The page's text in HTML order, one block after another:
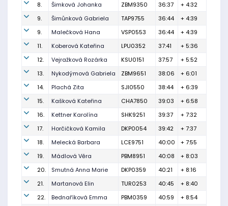
8.
Šimková Johanka ZBM9350 36:37
+ 4:32
9.
Šimůnková Gabriela TAP9755 36:44
+ 4:39
9.
Malečková Hana VSP0553 36:44
+ 4:39
11.
Koberová Kateřina LPU0352 37:41
+ 5:36
12.
Vejražková Rozárka KSU0151 37:57
+ 5:52
13.
Nykodýmová Gabriela ZBM9651 38:06
+ 6:01
14.
Plachá Zita SJI0550 38:44
+ 6:39
15.
Kašková Kateřina CHA7850 39:03
+ 6:58
16.
Kettner Karolína SHK9251 39:37
+ 7:32
17.
Horčičková Kamila DKP0054 39:42
+ 7:37
18.
Melecká Barbara LCE9751 40:00
+ 7:55
19.
Mádlová Věra PBM8951 40:08
+ 8:03
20.
Smutná Anna Marie DKP0359 40:21
+ 8:16
21.
Martanová Elin TUR0253 40:45
+ 8:40
22.
Bednaříková Emma PBM0359 40:59
+ 8:54